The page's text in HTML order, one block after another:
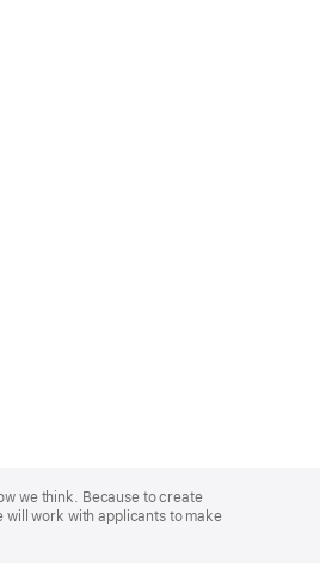
we think. Because to create
work with applicants to make